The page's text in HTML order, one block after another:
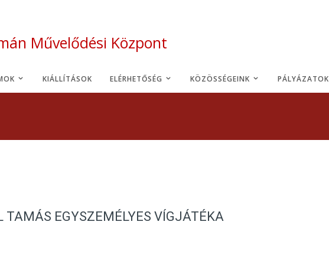
Művelődési Központ
KIÁLLÍTÁSOK ELÉRHETŐSÉG KÖZÖSSÉGEINK PÁLYÁZATOK
TAMÁS EGYSZEMÉLYES VÍGJÁTÉKA